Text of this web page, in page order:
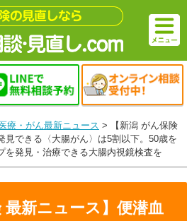
療・がん最新ニュース >
【新潟 がん保険
見できる〈大腸がん〉は5割以下。50歳を
を発見・治療できる大腸内視鏡検査を
最新ニュース】便潜血